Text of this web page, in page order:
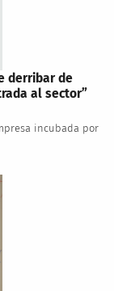
derribar de
al sector”
incubada por